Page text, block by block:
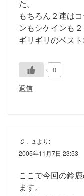
た。
もちろん２速は
ンもシケインも
ギリギリのベス
0
返信
Ｃ．１ より:
2005年11月7日 23:53
ここで今回の鈴
ます。